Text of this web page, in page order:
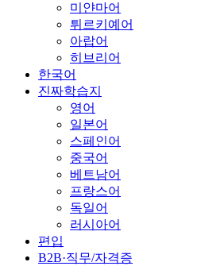
미얀마어
튀르키예어
아랍어
히브리어
한국어
진짜학습지
영어
일본어
스페인어
중국어
베트남어
프랑스어
독일어
러시아어
편입
B2B·직무/자격증